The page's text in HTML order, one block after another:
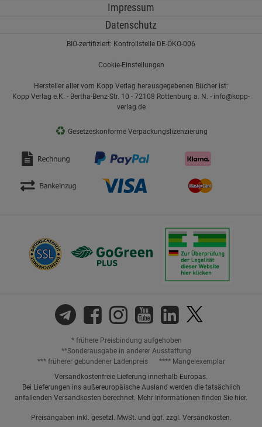
Impressum
Datenschutz
BIO-zertifiziert: Kontrollstelle DE-ÖKO-006
Cookie-Einstellungen
Hersteller aller vom Kopp Verlag herausgegebenen Bücher ist:
Kopp Verlag e.K. - Bertha-Benz-Str. 10 - 72108 Rottenburg a. N. - info@kopp-
verlag.de
♻ Gesetzeskonforme Verpackungslizenzierung
* frühere Preisbindung aufgehoben
**Sonderausgabe in anderer Ausstattung
*** früherer gebundener Ladenpreis
**** Mängelexemplar
Versandkostenfreie Lieferung innerhalb Europas.
Bei Lieferungen ins außereuropäische Ausland werden die tatsächlich
anfallenden Versandkosten berechnet. Mehr Informationen finden Sie hier.
Preisangaben inkl. gesetzl. MwSt. und ggf. zzgl. Versandkosten.